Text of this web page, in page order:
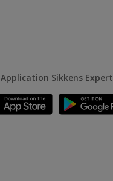
Application Sikkens Expert